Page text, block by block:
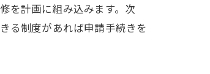
を計画に組み込みます。次
る制度があれば申請手続きを